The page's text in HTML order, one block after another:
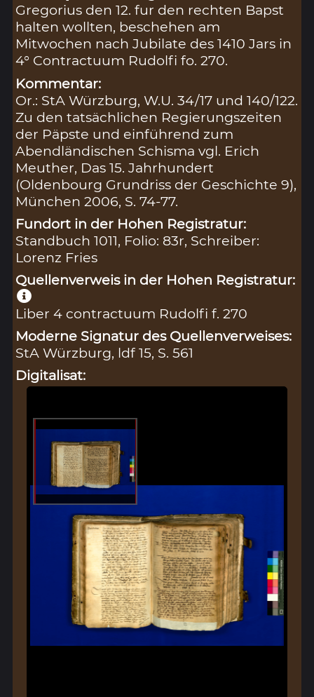
Gregorius den 12. fur den rechten Bapst
halten wollten, beschehen am
Mitwochen nach Jubilate des 1410 Jars in
4° Contractuum Rudolfi fo. 270.
Kommentar:
Or.: StA Würzburg, W.U. 34/17 und 140/122.
Zu den tatsächlichen Regierungszeiten
der Päpste und einführend zum
Abendländischen Schisma vgl. Erich
Meuther, Das 15. Jahrhundert
(Oldenbourg Grundriss der Geschichte 9),
München 2006, S. 74-77.
Fundort in der Hohen Registratur:
Standbuch 1011, Folio: 83r, Schreiber:
Lorenz Fries
Quellenverweis in der Hohen Registratur:
Liber 4 contractuum Rudolfi f. 270
Moderne Signatur des Quellenverweises:
StA Würzburg, ldf 15, S. 561
Digitalisat: